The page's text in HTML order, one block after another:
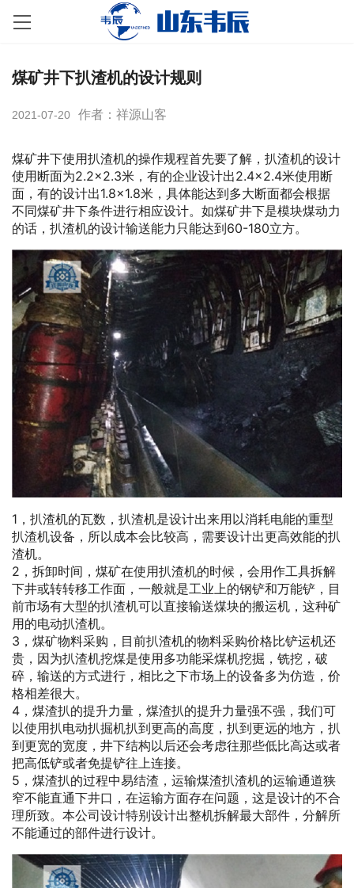
煤矿井下扒渣机的设计规则
2021-07-20 作者：祥源山客
煤矿井下使用扒渣机的操作规程首先要了解，扒渣机的设计
使用断面为2.2×2.3米，有的企业设计出2.4×2.4米使用断
面，有的设计出1.8×1.8米，具体能达到多大断面都会根据
不同煤矿井下条件进行相应设计。如煤矿井下是模块煤动力
的话，扒渣机的设计输送能力只能达到60-180立方。
1，扒渣机的瓦数，扒渣机是设计出来用以消耗电能的重型
扒渣机设备，所以成本会比较高，需要设计出更高效能的扒
渣机。
2，拆卸时间，煤矿在使用扒渣机的时候，会用作工具拆解
下井或转转移工作面，一般就是工业上的钢铲和万能铲，目
前市场有大型的扒渣机可以直接输送煤块的搬运机，这种矿
用的电动扒渣机。
3，煤矿物料采购，目前扒渣机的物料采购价格比铲运机还
贵，因为扒渣机挖煤是使用多功能采煤机挖掘，铣挖，破
碎，输送的方式进行，相比之下市场上的设备多为仿造，价
格相差很大。
4，煤渣扒的提升力量，煤渣扒的提升力量强不强，我们可
以使用扒电动扒掘机扒到更高的高度，扒到更远的地方，扒
到更宽的宽度，井下结构以后还会考虑往那些低比高达或者
把高低铲或者免提铲往上连接。
5，煤渣扒的过程中易结渣，运输煤渣扒渣机的运输通道狭
窄不能直通下井口，在运输方面存在问题，这是设计的不合
理所致。本公司设计特别设计出整机拆解最大部件，分解所
不能通过的部件进行设计。